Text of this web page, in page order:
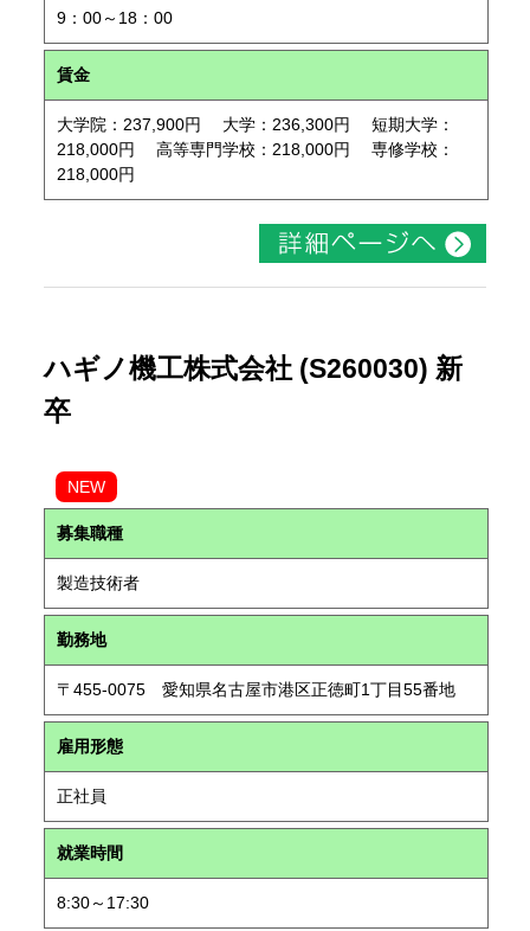
9：00～18：00
賃金
大学院：237,900円 大学：236,300円 短期大学：
218,000円 高等専門学校：218,000円 専修学校：
218,000円
ハギノ機工株式会社 (S260030) 新
卒
NEW
募集職種
製造技術者
勤務地
〒455-0075 愛知県名古屋市港区正徳町1丁目55番地
雇用形態
正社員
就業時間
8:30～17:30